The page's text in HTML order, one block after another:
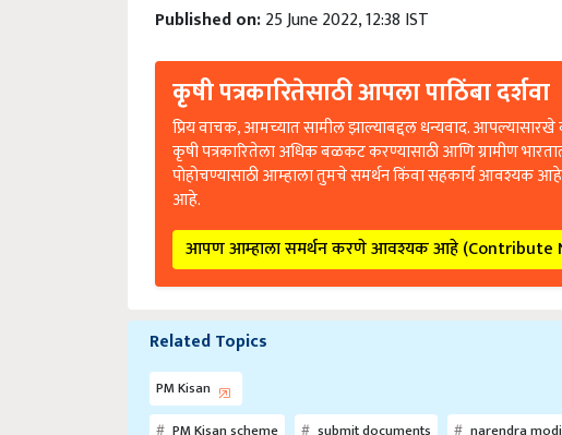
Published on: 25 June 2022, 12:38 IST
कृषी पत्रकारितेसाठी आपला पाठिंबा दर्शवा
प्रिय वाचक, आमच्यात सामील झाल्याबद्दल धन्यवाद.
कृषी पत्रकारितेला अधिक बळकट करण्यासाठी आणि ग्रामीण
पोहोचण्यासाठी आम्हाला तुमचे समर्थन किंवा सहकार्य आवश्यक
आहे.
आपण आम्हाला समर्थन करणे आवश्यक आहे (Contribute
Related Topics
PM Kisan
PM Kisan scheme
submit documents narendra modi